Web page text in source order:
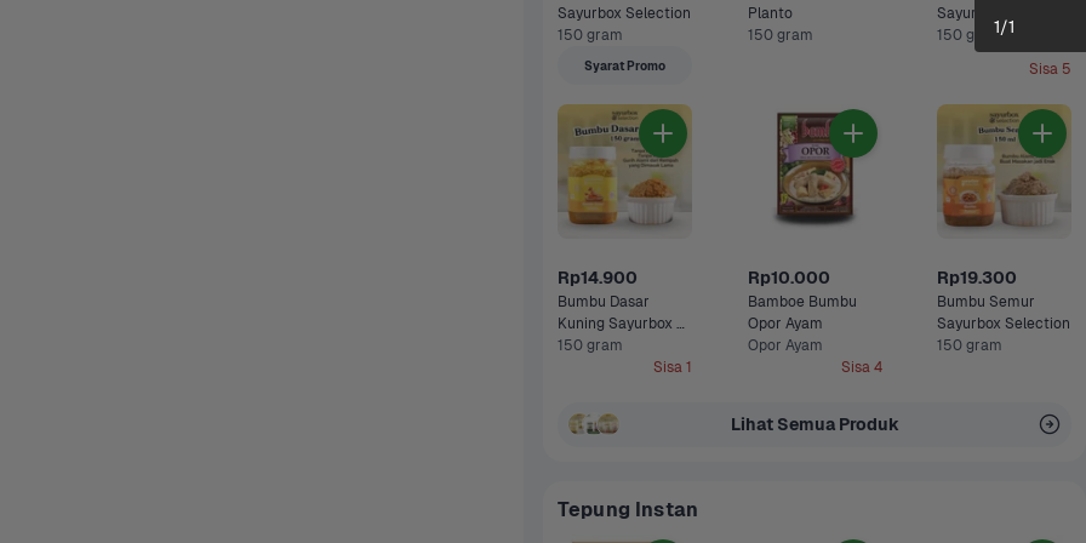
Sayurbox Selection
150 gram
Syarat Promo
Planto
150 gram
Sayurbox Selection
150 gram
Sisa 5
Rp14.900
Bumbu Dasar
Kuning Sayurbox
Selection
150 gram
Sisa 1
Rp10.000
Bamboe Bumbu
Opor Ayam
Sisa 4
Rp19.300
Bumbu Semur
Sayurbox Selection
150 gram
Lihat Semua Produk
Tepung Instan
1/1